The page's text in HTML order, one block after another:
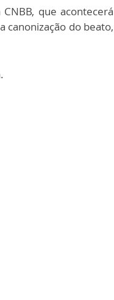
que acontecerá
canonização do beato,